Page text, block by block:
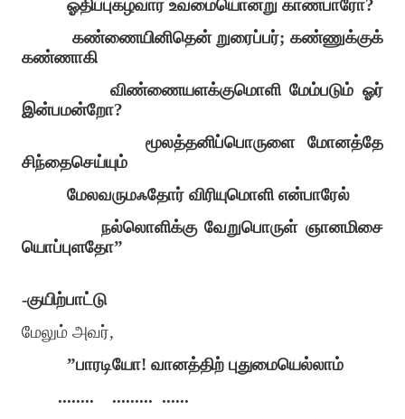
ஓதிப்புகழ்வார் உவமையொன்று காண்பாரோ?
கண்ணையினிதென் றுரைப்பர்; கண்ணுக்குக்
கண்ணாகி
விண்ணையளக்குமொளி மேம்படும் ஓர்
இன்பமன்றோ?
மூலத்தனிப்பொருளை மோனத்தே
சிந்தைசெய்யும்
மேலவருமஃதோர் விரியுமொளி என்பாரேல்
நல்லொளிக்கு வேறுபொருள் ஞானமிசை
யொப்புளதோ”
-குயிற்பாட்டு
மேலும் அவர்,
”பாரடியோ! வானத்திற் புதுமையெல்லாம்
........
......... ......